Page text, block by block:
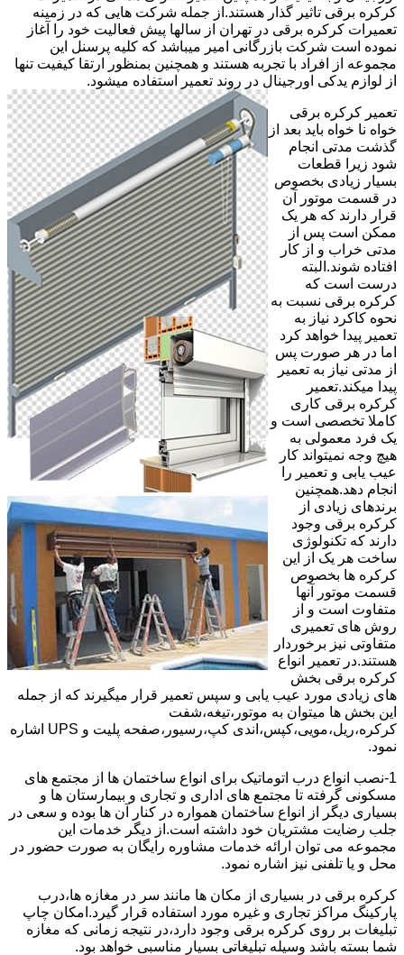
کرکره برقی تاثیر گذار هستند.از جمله شرکت هایی که در زمینه
تعمیرات کرکره برقی در تهران از سالها پیش فعالیت خود را آغاز
نموده است شرکت بازرگانی امیر میباشد که کلیه پرسنل این
مجموعه از افراد با تجربه هستند و همچنین بمنظور ارتقا کیفیت تنها
از لوازم یدکی اورجینال در روند تعمیر استفاده میشود.
تعمیر کرکره برقی
خواه نا خواه باید بعد از
گذشت مدتی انجام
شود زیرا قطعات
بسیار زیادی بخصوص
در قسمت موتور آن
قرار دارند که هر یک
ممکن است پس از
مدتی خراب و از کار
افتاده شوند.البته
درست است که
کرکره برقی نسبت به
نحوه کاکرد نیاز به
تعمیر پیدا خواهد کرد
اما در هر صورت پس
از مدتی نیاز به تعمیر
پیدا میکند.تعمیر
کرکره برقی کاری
کاملا تخصصی است و
یک فرد معمولی به
هیچ وجه نمیتواند کار
عیب یابی و تعمیر را
انجام دهد.همچنین
برندهای زیادی از
کرکره برقی وجود
دارند که تکنولوژی
ساخت هر یک از این
کرکره ها بخصوص
قسمت موتور آنها
متفاوت است و از
روش های تعمیری
متفاوتی نیز برخوردار
هستند.در تعمیر انواع
کرکره برقی بخش
های زیادی مورد عیب یابی و سپس تعمیر قرار میگیرند که از جمله
این بخش ها میتوان به موتور،تیغه،شفت
کرکره،ریل،مویی،کپس،اندی کپ،رسیور،صفحه پلیت و UPS اشاره
نمود.
1-نصب انواع درب اتوماتیک برای انواع ساختمان ها از مجتمع های
مسکونی گرفته تا مجتمع های اداری و تجاری و بیمارستان ها و
بسیاری دیگر از انواع ساختمان همواره در کنار آن ها بوده و سعی در
جلب رضایت مشتریان خود داشته است.از دیگر خدمات این
مجموعه می توان ارائه خدمات مشاوره رایگان به صورت حضور در
محل و یا تلفنی نیز اشاره نمود.
کرکره برقی در بسیاری از مکان ها مانند سر در مغازه ها،درب
پارکینگ مراکز تجاری و غیره مورد استفاده قرار گیرد.امکان چاپ
تبلیغات بر روی کرکره برقی وجود دارد،در نتیجه زمانی که مغازه
شما بسته باشد وسیله تبلیغاتی بسیار مناسبی خواهد بود.